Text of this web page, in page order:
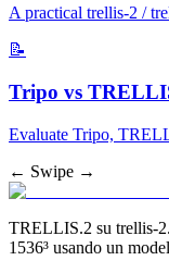
A practical trellis-2 /
📝
Tripo vs
Evaluate Tripo,
← Swipe →
TRELLIS.2 su trellis-
1536³ usando un